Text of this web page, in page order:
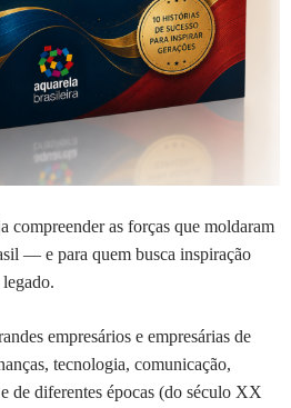
compreender as forças que moldaram
— e para quem busca inspiração
empresários e empresárias de
tecnologia, comunicação,
de diferentes épocas (do século XX